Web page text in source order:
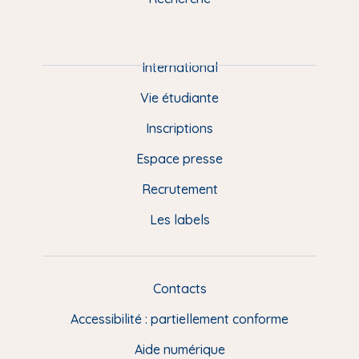
e
e
International
Vie étudiante
Inscriptions
Espace presse
Recrutement
Les labels
L
e
n
Contacts
Accessibilité : partiellement conforme
Aide numérique